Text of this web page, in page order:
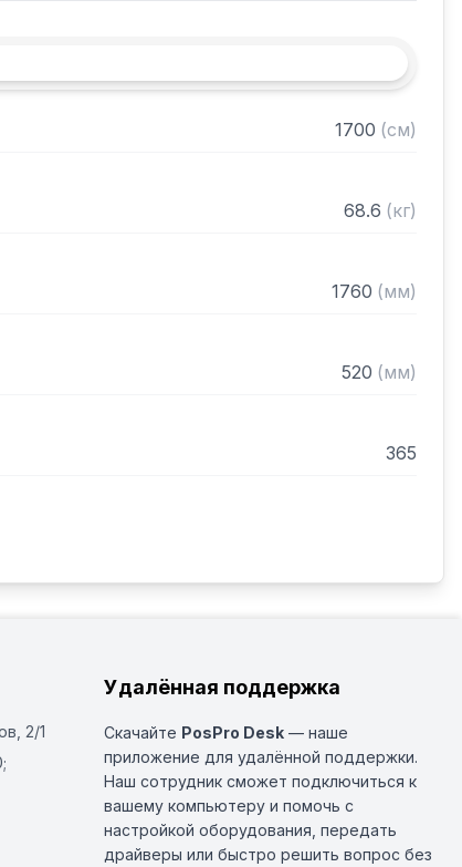
1700 (см)
68.6 (кг)
1760 (мм)
520 (мм)
365
2/1
Удалённая поддержка
Скачайте PosPro Desk — наше
приложение для удалённой поддержки.
Наш сотрудник сможет подключиться к
вашему компьютеру и помочь с
настройкой оборудования, передать
драйверы или быстро решить вопрос без